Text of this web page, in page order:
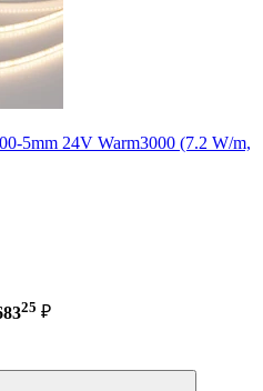
5mm 24V Warm3000 (7.2 W/m,
25 ₽